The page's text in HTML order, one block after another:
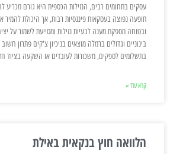
עסקים בתחומים רבים, הנזילות הכספית היא גורם
תופעה נפוצה בעסקאות פיננסיות רבות, אך היכולת להמיר
ובטוחה מספקת מענה לבעיות נזילות ומסייעת לשמור על
בינוניים וגדולים ברמלה מוצאים בניכיון צ'קים פתרון
בתשלומים לספקים, משכורות לעובדים או השקעה בציוד
קרא עוד »
הלוואה חוץ בנקאית באילת